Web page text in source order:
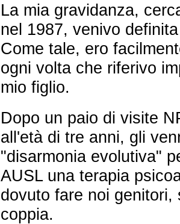
La mia gravidanza,
nel 1987, venivo
Come tale, ero
ogni volta che riferivo
mio figlio.
Dopo un paio di visite
all'età di tre anni, gli
"disarmonia evolutiva"
AUSL una terapia
dovuto fare noi
coppia.